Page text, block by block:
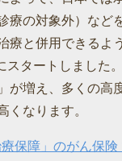
療の対象外）など
療と併用できるよ
スタートしました
が増え、多くの高
くなります。
療保障」のがん保